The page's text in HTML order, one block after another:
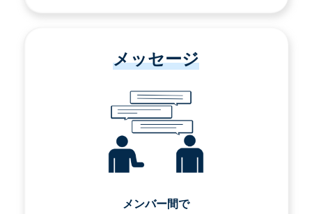
メッセージ
メンバー間で